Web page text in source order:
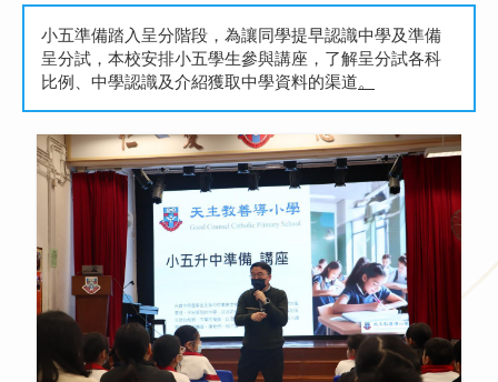
小五準備踏入呈分階段，為讓同學提早認識中學及準備
呈分試，本校安排小五學生參與講座，了解呈分試各科
比例、中學認識及介紹獲取中學資料的渠道。